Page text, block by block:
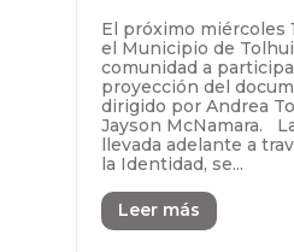
El próximo miércoles
el Municipio de
comunidad a
proyección del
dirigido por Andrea
Jayson McNamara.
llevada adelante a
la Identidad, se...
Leer más